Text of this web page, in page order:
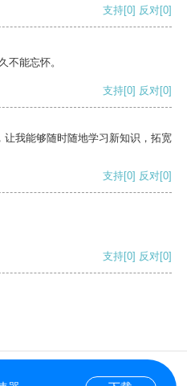
支持[0] 反对[0]
不能忘怀。
支持[0] 反对[0]
我能够随时随地学习新知识，拓宽
支持[0] 反对[0]
支持[0] 反对[0]